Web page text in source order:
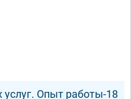
Опыт работы-18